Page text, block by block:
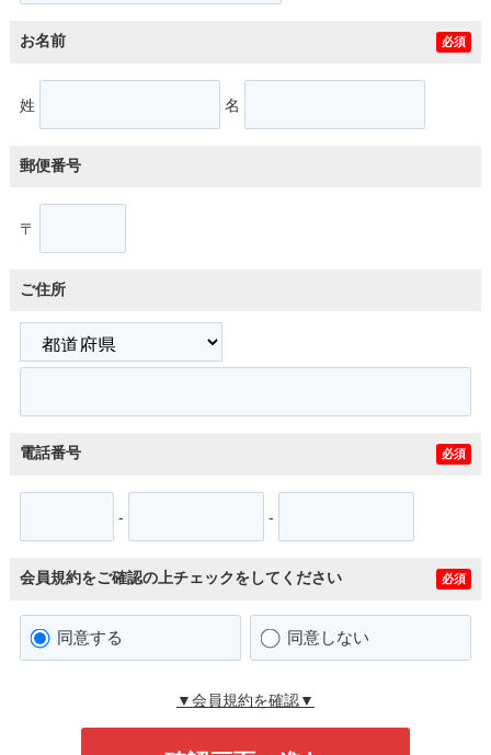
お名前 必須
姓 名
郵便番号
〒
ご住所
電話番号 必須
- -
会員規約をご確認の上チェックをしてください 必須
同意する 同意しない
▼会員規約を確認▼